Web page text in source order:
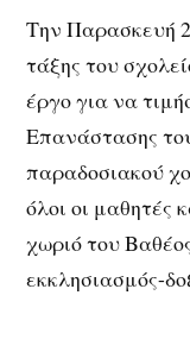
Την Παρασκευή
τάξης του
έργο για να
Επανάστασης
παραδοσιακού
όλοι οι μαθητές
χωριό του
εκκλησιασμός-